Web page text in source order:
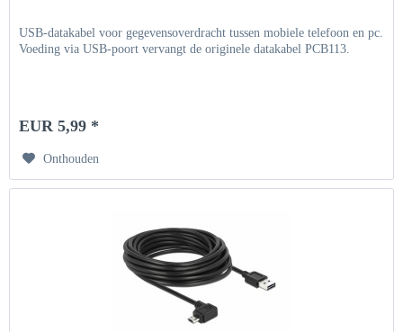
USB-datakabel voor gegevensoverdracht tussen mobiele telefoon en pc.
Voeding via USB-poort vervangt de originele datakabel PCB113.
EUR 5,99 *
Onthouden